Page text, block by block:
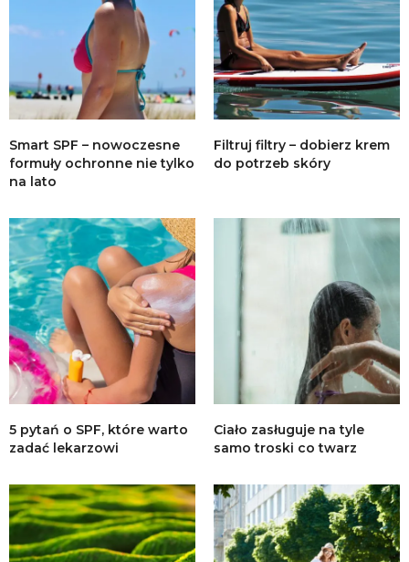
Smart SPF – nowoczesne
formuły ochronne nie tylko
na lato
Filtruj filtry – dobierz krem
do potrzeb skóry
5 pytań o SPF, które warto
zadać lekarzowi
Ciało zasługuje na tyle
samo troski co twarz